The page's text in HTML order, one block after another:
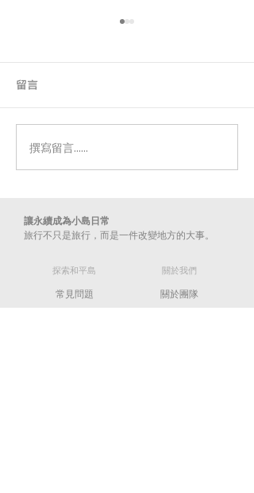
📣 優惠活動 #正式公布｜
#帶外地朋友來基隆
留言
撰寫留言......
讓永續成為小島日常
旅行不只是旅行，而是一件改變地方的大事。​
​探索和平島
常見問題
​關於我們
關於團隊